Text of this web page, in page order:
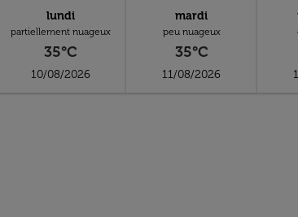
lundi
partiellement nuageux
35°C
10/08/2026
mardi
peu nuageux
35°C
11/08/2026